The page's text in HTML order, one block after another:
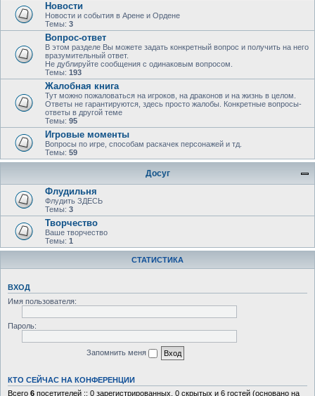
Новости
Новости и события в Арене и Ордене
Темы: 3
Вопрос-ответ
В этом разделе Вы можете задать конкретный вопрос и получить на него
вразумительный ответ.
Не дублируйте сообщения с одинаковым вопросом.
Темы: 193
Жалобная книга
Тут можно пожаловаться на игроков, на драконов и на жизнь в целом.
Ответы не гарантируются, здесь просто жалобы. Конкретные вопросы-
ответы в другой теме
Темы: 95
Игровые моменты
Вопросы по игре, способам раскачек персонажей и тд.
Темы: 59
Досуг
Флудильня
Флудить ЗДЕСЬ
Темы: 3
Творчество
Ваше творчество
Темы: 1
СТАТИСТИКА
ВХОД
Имя пользователя:
Пароль:
Запомнить меня
КТО СЕЙЧАС НА КОНФЕРЕНЦИИ
Всего 6 посетителей :: 0 зарегистрированных, 0 скрытых и 6 гостей (основано на